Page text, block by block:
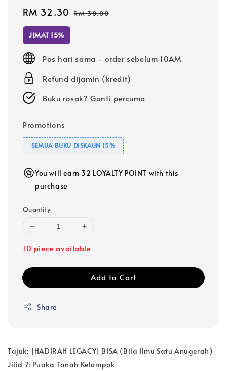
Sale
price
RM 32.30 Regular
RM 38.00
JIMAT 15%
Pos hari sama - order sebelum 10AM
Refund dijamin (kredit)
Buku rosak? Ganti percuma
Promotions
SEMUA BUKU DISKAUN 15%
You will earn 32 LOYALTY POINT with this
purchase
Quantity
10 piece available
Add to Cart
Share
Tajuk: [HADIRAH LEGACY] BISA (Bila Ilmu Satu Anugerah)
Jilid 7: Puaka Tanah Kelompok